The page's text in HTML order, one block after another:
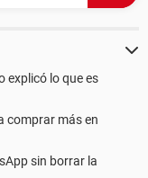
explicó lo que es
comprar más en
sin borrar la